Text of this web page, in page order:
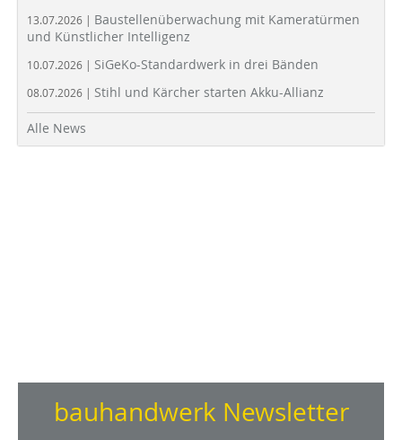
13.07.2026 | Baustellenüberwachung mit Kameratürmen
und Künstlicher Intelligenz
10.07.2026 | SiGeKo-Standardwerk in drei Bänden
08.07.2026 | Stihl und Kärcher starten Akku-Allianz
Alle News
bauhandwerk Newsletter